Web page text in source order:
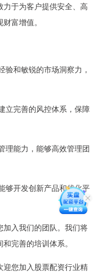
于为客户提供安全、高
富增值。
和敏锐的市场洞察力，
立完善的风控体系，保障
理能力，能够高效管理团
够开发创新产品和优化平
入我们的团队。我们将
完善的培训体系。
您加入股票配资行业精